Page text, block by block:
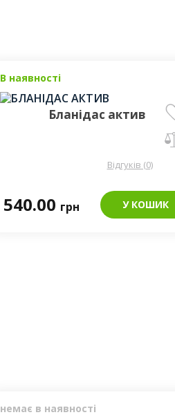
В наявності
Бланідас актив
Відгуків (0)
540.00 грн У КОШИК
немає в наявності